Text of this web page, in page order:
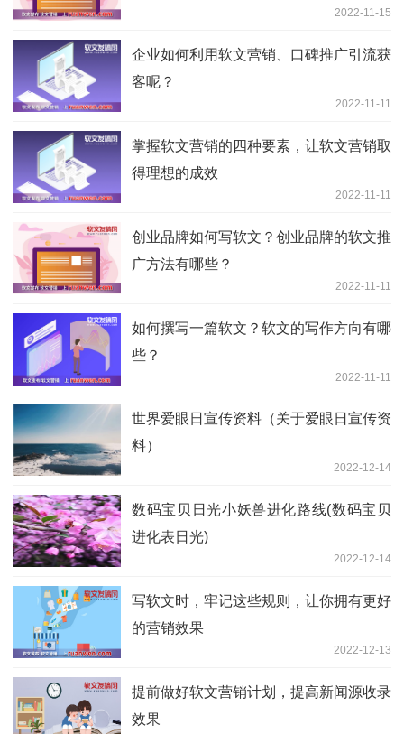
2022-11-15
企业如何利用软文营销、口碑推广引流获
客呢？
2022-11-11
掌握软文营销的四种要素，让软文营销取
得理想的成效
2022-11-11
创业品牌如何写软文？创业品牌的软文推
广方法有哪些？
2022-11-11
如何撰写一篇软文？软文的写作方向有哪
些？
2022-11-11
世界爱眼日宣传资料（关于爱眼日宣传资
料）
2022-12-14
数码宝贝日光小妖兽进化路线(数码宝贝
进化表日光)
2022-12-14
写软文时，牢记这些规则，让你拥有更好
的营销效果
2022-12-13
提前做好软文营销计划，提高新闻源收录
效果